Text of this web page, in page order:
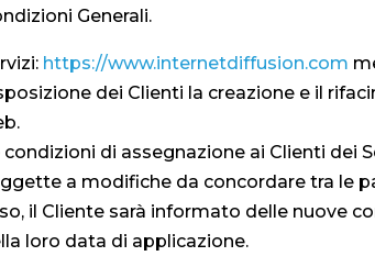
Generali.
https://www.internetdiffusion.com
dei Clienti la creazione e il
condizioni di assegnazione ai Clienti dei
a modifiche da concordare tra le
il Cliente sarà informato delle nuove
loro data di applicazione.